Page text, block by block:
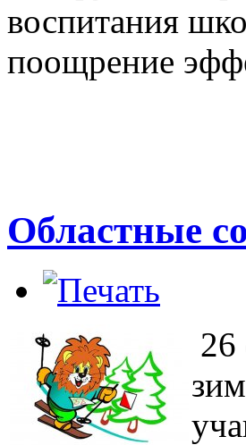
воспитания
поощрение
Областные
26